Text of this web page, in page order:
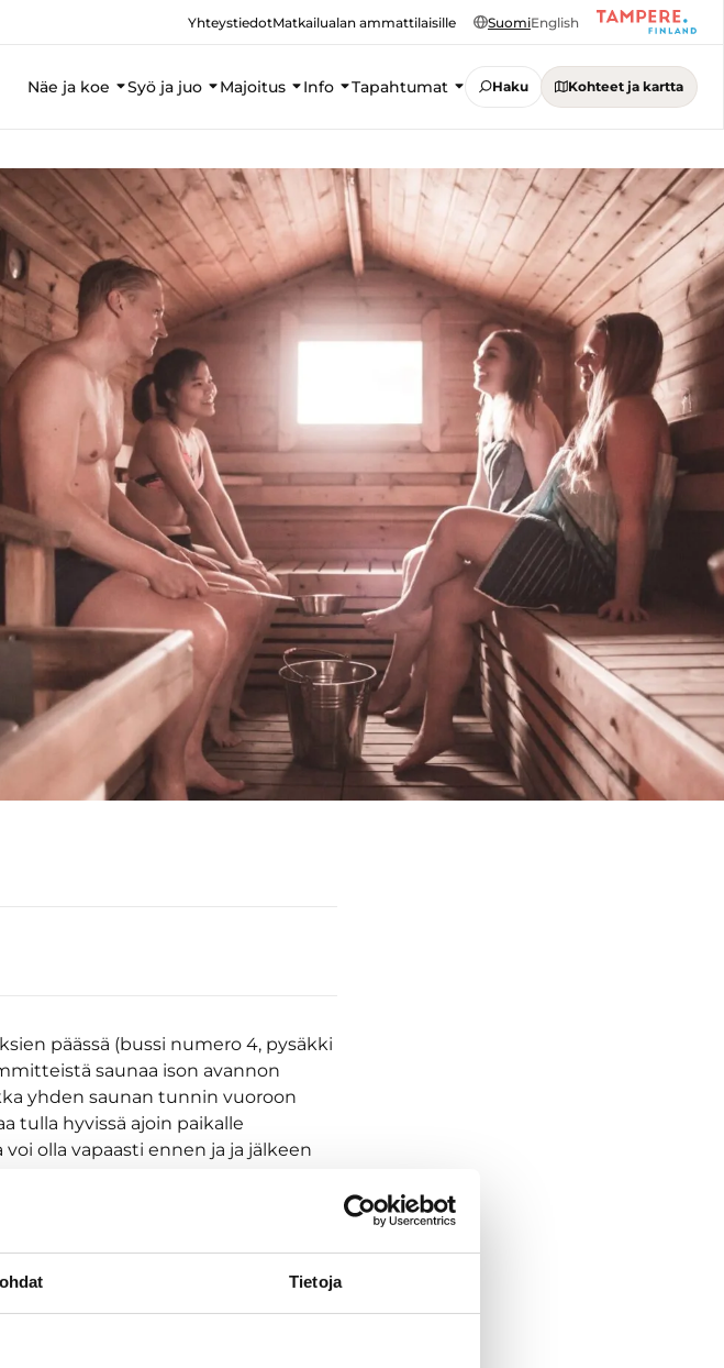
Tietoja
YhteystiedotMatkailualan ammattilaisille SuomiEnglish
Näe ja koe Syö ja juo Majoitus Info Tapahtumat Haku Kohteet ja kartta
päässä (bussi numero 4, pysäkki
saunaa ison avannon
yhden saunan tunnin vuoroon
tulla hyvissä ajoin paikalle
olla vapaasti ennen ja ja jälkeen
tossut tai sukat, koska sinun pitää